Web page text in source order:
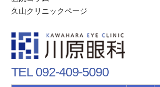
久山クリニックページ
TEL 092-409-5090